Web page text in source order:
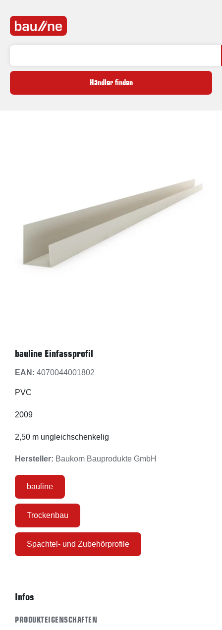
Händler finden
bauline Einfassprofil
EAN: 4070044001802
PVC
2009
2,50 m ungleichschenkelig
Hersteller: Baukom Bauprodukte GmbH
bauline
Trockenbau
Spachtel- und Zubehörprofile
Infos
PRODUKTEIGENSCHAFTEN